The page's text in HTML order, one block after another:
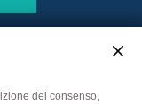
del consenso,